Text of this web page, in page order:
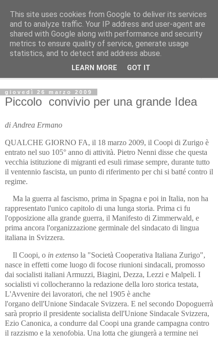
Avvenire dei Lavoratori
Editoriale del direttore
giovedì 26 marzo 2009
Piccolo convivio per una grande Idea
di Andrea Ermano
QUALCHE GIORNO FA, il 18 marzo 2009, il Coopi di Zurigo è
entrato nel suo 105° anno di attività. Pietro Nenni disse che questa
vecchia istituzione di migranti ed esuli rimase sempre, durante tutto
il ventennio fascista, un punto di riferimento per chi si batté contro il
regime.
Ma la guerra al fascismo, prima in Spagna e poi in Italia, non ha
rappresentato l'unico capitolo di una lunga storia. Prima ci fu
l'opposizione alla grande guerra, il Manifesto di Zimmerwald, e
prima ancora l'organizzazione germinale del sindacato di lingua
italiana in Svizzera.
Il Coopi, o in extenso la "Società Cooperativa Italiana Zurigo",
nasce in effetti come luogo di focose riunioni sindacali, promosso
dai socialisti italiani Armuzzi, Biagini, Dezza, Lezzi e Malpeli. I
socialisti vi collocheranno la redazione della loro storica testata,
L'Avvenire dei lavoratori, che nel 1905 è anche
l'organo dell'Unione Sindacale Svizzera. E nel secondo Dopoguerrà
sarà proprio il presidente socialista dell'Unione Sindacale Svizzera,
Ezio Canonica, a condurre dal Coopi una grande campagna contro
il razzismo e la xenofobia. Una lotta che giungerà a termine nei
This site uses cookies from Google to deliver its services
and to analyze traffic. Your IP address and user-agent are
shared with Google along with performance and security
metrics to ensure quality of service, generate usage
statistics, and to detect and address abuse.
LEARN MORE GOT IT